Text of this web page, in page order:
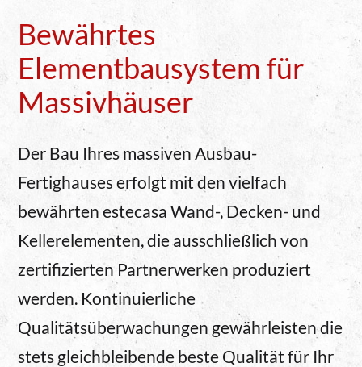
Bewährtes
Elementbausystem für
Massivhäuser
Der Bau Ihres massiven Ausbau-
Fertighauses erfolgt mit den vielfach
bewährten estecasa Wand-, Decken- und
Kellerelementen, die ausschließlich von
zertifizierten Partnerwerken produziert
werden. Kontinuierliche
Qualitätsüberwachungen gewährleisten die
stets gleichbleibende beste Qualität für Ihr